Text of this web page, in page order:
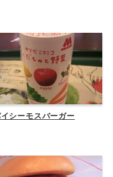
シーモスバーガー